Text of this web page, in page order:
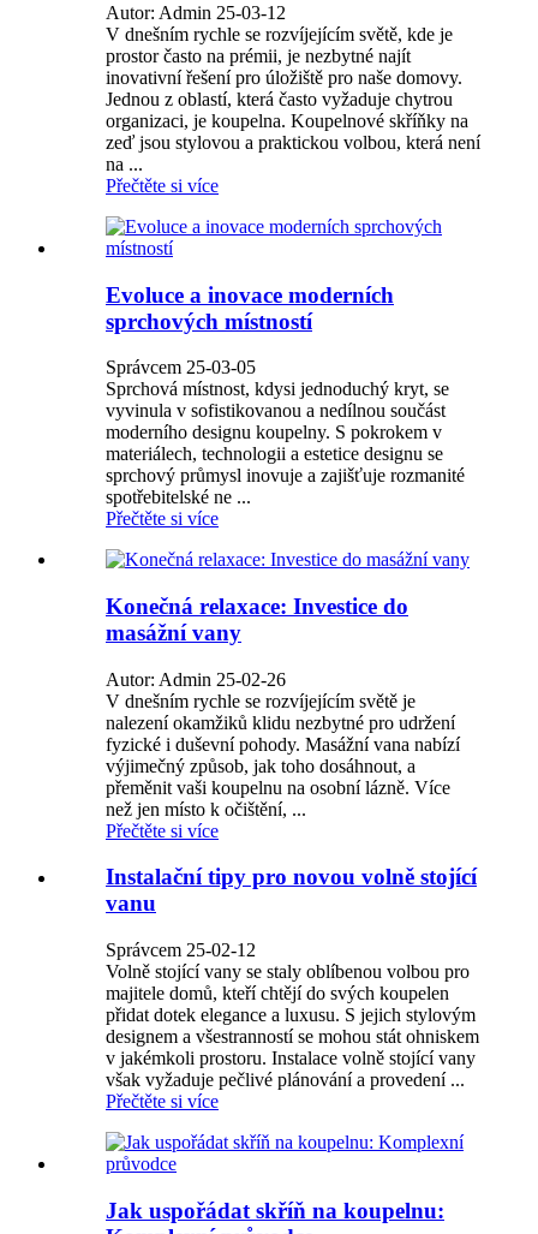
Autor: Admin 25-03-12
V dnešním rychle se rozvíjejícím světě, kde je
prostor často na prémii, je nezbytné najít
inovativní řešení pro úložiště pro naše domovy.
Jednou z oblastí, která často vyžaduje chytrou
organizaci, je koupelna. Koupelnové skříňky na
zeď jsou stylovou a praktickou volbou, která není
na ...
Přečtěte si více
Evoluce a inovace moderních
sprchových místností
Správcem 25-03-05
Sprchová místnost, kdysi jednoduchý kryt, se
vyvinula v sofistikovanou a nedílnou součást
moderního designu koupelny. S pokrokem v
materiálech, technologii a estetice designu se
sprchový průmysl inovuje a zajišťuje rozmanité
spotřebitelské ne ...
Přečtěte si více
Konečná relaxace: Investice do
masážní vany
Autor: Admin 25-02-26
V dnešním rychle se rozvíjejícím světě je
nalezení okamžiků klidu nezbytné pro udržení
fyzické i duševní pohody. Masážní vana nabízí
výjimečný způsob, jak toho dosáhnout, a
přeměnit vaši koupelnu na osobní lázně. Více
než jen místo k očištění, ...
Přečtěte si více
Instalační tipy pro novou volně stojící
vanu
Správcem 25-02-12
Volně stojící vany se staly oblíbenou volbou pro
majitele domů, kteří chtějí do svých koupelen
přidat dotek elegance a luxusu. S jejich stylovým
designem a všestranností se mohou stát ohniskem
v jakémkoli prostoru. Instalace volně stojící vany
však vyžaduje pečlivé plánování a provedení ...
Přečtěte si více
Jak uspořádat skříň na koupelnu: